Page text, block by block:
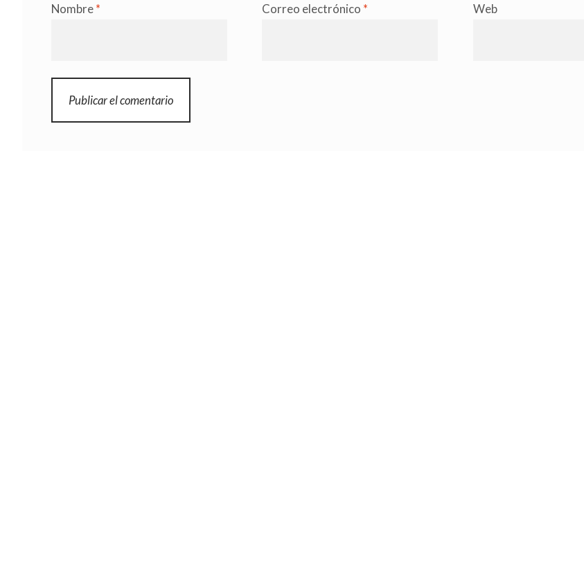
Nombre* Correo electrónico * Web